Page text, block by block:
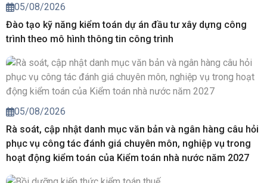
05/08/2026
Đào tạo kỹ năng kiểm toán dự án đầu tư xây dựng công
trình theo mô hình thông tin công trình
05/08/2026
Rà soát, cập nhật danh mục văn bản và ngân hàng câu hỏi
phục vụ công tác đánh giá chuyên môn, nghiệp vụ trong
hoạt động kiểm toán của Kiểm toán nhà nước năm 2027